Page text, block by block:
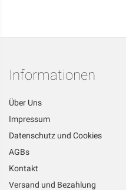
Informationen
Über Uns
Impressum
Datenschutz und Cookies
AGBs
Kontakt
Versand und Bezahlung